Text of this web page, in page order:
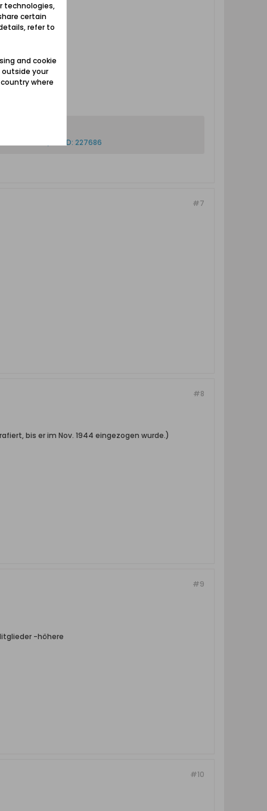
#7
#8
bis er im Nov. 1944 eingezogen wurde.)
#9
-höhere
#10
technologies,
certain
refer to
and cookie
your
where